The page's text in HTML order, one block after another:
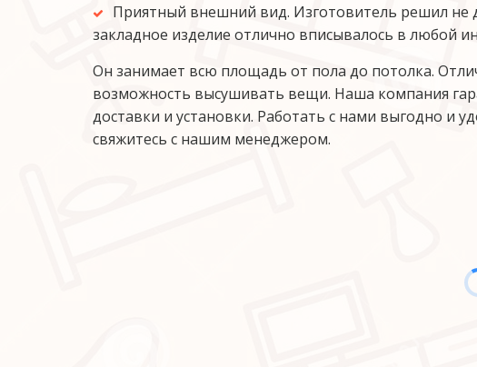
Приятный внешний вид. Изготовитель решил не
закладное изделие отлично вписывалось в любой
Он занимает всю площадь от пола до потолка.
возможность высушивать вещи. Наша компания
доставки и установки. Работать с нами выгодно и
свяжитесь с нашим менеджером.